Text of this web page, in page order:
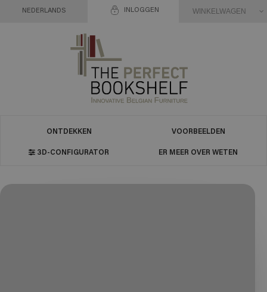
INLOGGEN
NEDERLANDS WINKELWAGEN
ONTDEKKEN VOORBEELDEN
3D-CONFIGURATOR ER MEER OVER WETEN